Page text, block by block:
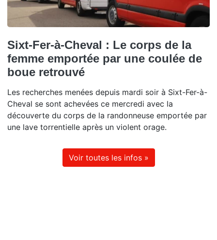
Sixt-Fer-à-Cheval : Le corps de la
femme emportée par une coulée de
boue retrouvé
Les recherches menées depuis mardi soir à Sixt-Fer-à-
Cheval se sont achevées ce mercredi avec la
découverte du corps de la randonneuse emportée par
une lave torrentielle après un violent orage.
Voir toutes les infos »